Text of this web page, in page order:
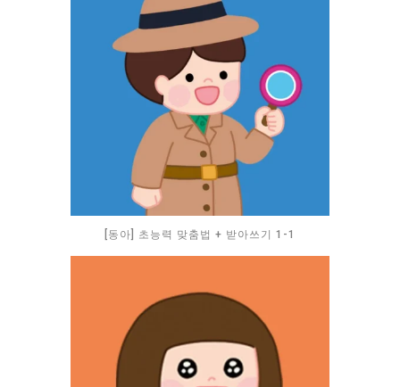
[동아] 초능력 맞춤법 + 받아쓰기 1-1